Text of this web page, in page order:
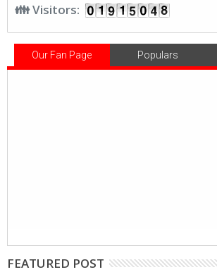
👪 Visitors:
Our Fan Page Populars
FEATURED POST